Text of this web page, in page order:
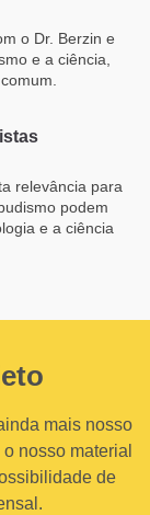
o Dr. Berzin e
e a ciência,
relevância para
podem
e a ciência
mais nosso
nosso material
de